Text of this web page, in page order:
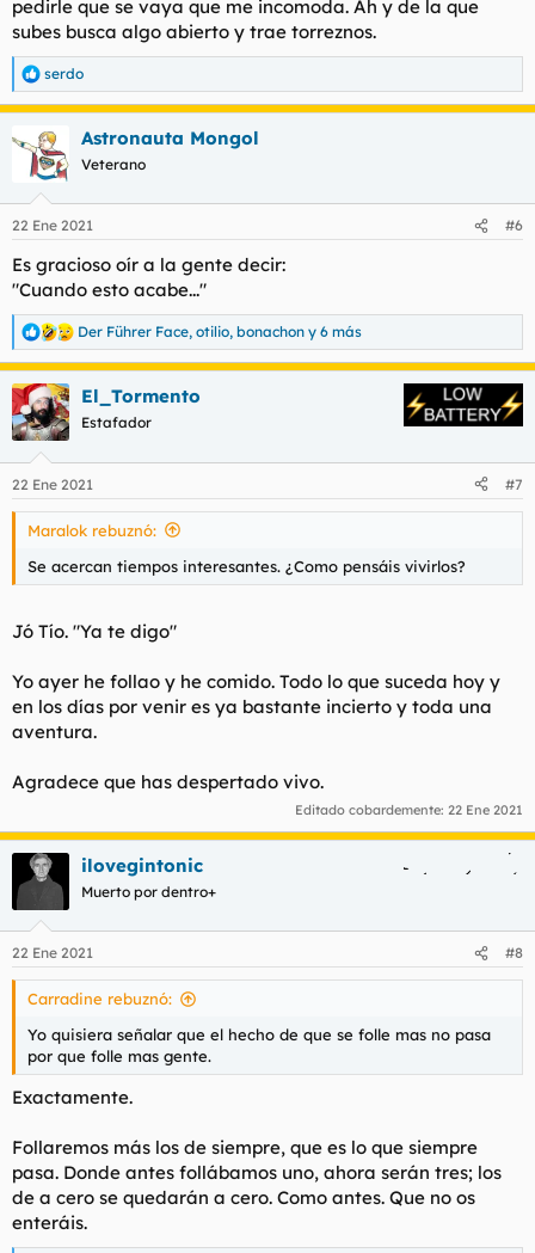
pedirle que se vaya que me incomoda. Ah y de la que
subes busca algo abierto y trae torreznos.
R
e
a
c
e
:
serdo
Astronauta Mongol
Veterano
22 Ene 2021 #6
Es gracioso oír a la gente decir:
"Cuando esto acabe..."
R
e
a
c
c
i
e
s
Der Führer Face, otilio, bonachon y 6 más
El_Tormento
Estafador
22 Ene 2021 #7
Maralok rebuznó:
Se acercan tiempos interesantes. ¿Como pensáis vivirlos?
Jó Tío. "Ya te digo"
Yo ayer he follao y he comido. Todo lo que suceda hoy y
en los días por venir es ya bastante incierto y toda una
aventura.
Agradece que has despertado vivo.
Editado cobardemente: 22 Ene 2021
ilovegintonic
Muerto por dentro+
22 Ene 2021 #8
Carradine rebuznó:
Yo quisiera señalar que el hecho de que se folle mas no pasa
por que folle mas gente.
Exactamente.
Follaremos más los de siempre, que es lo que siempre
pasa. Donde antes follábamos uno, ahora serán tres; los
de a cero se quedarán a cero. Como antes. Que no os
enteráis.